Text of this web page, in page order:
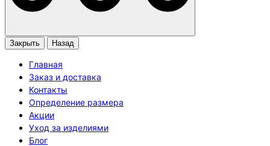
Закрыть Назад
Главная
Заказ и доставка
Контакты
Определение размера
Акции
Уход за изделиями
Блог